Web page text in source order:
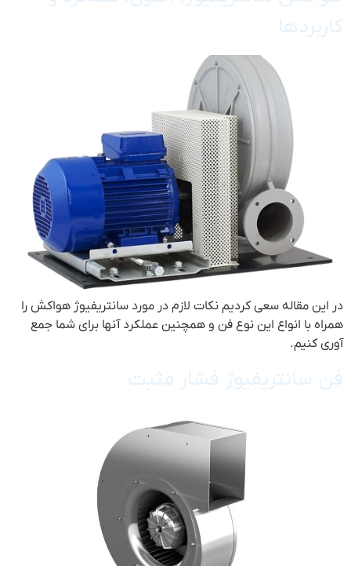
کاربردها
در این مقاله سعی کردیم نکات لازم در مورد سانتریفیوژ هواکش را
همراه با انواع این نوع فن و همچنین عملکرد آنها برای شما جمع
آوری کنیم.
فن سانتریفیوژ فشار مثبت